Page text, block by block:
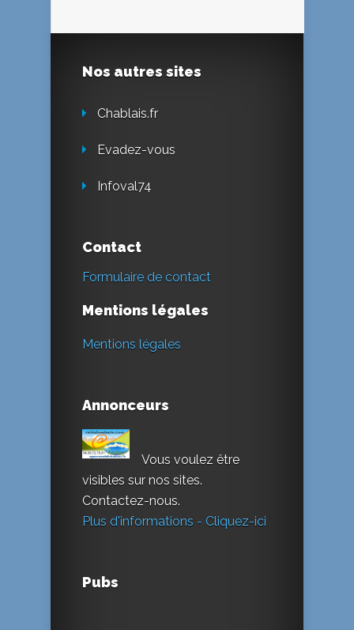
Nos autres sites
Chablais.fr
Evadez-vous
Infoval74
Contact
Formulaire de contact
Mentions légales
Mentions légales
Annonceurs
Vous voulez être
visibles sur nos sites.
Contactez-nous.
Plus d'informations - Cliquez-ici
Pubs